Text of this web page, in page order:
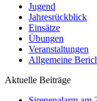
Jugend
Jahresrückblick
Einsätze
Übungen
Veranstaltungen
Allgemeine
Aktuelle Beiträge